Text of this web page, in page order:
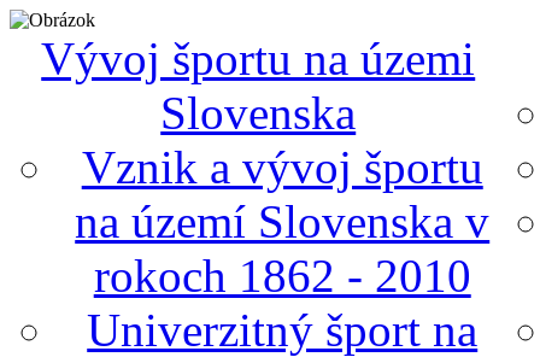
Vývoj športu na územi
Slovenska
Vznik a vývoj športu
na území Slovenska v
rokoch 1862 - 2010
Univerzitný šport na